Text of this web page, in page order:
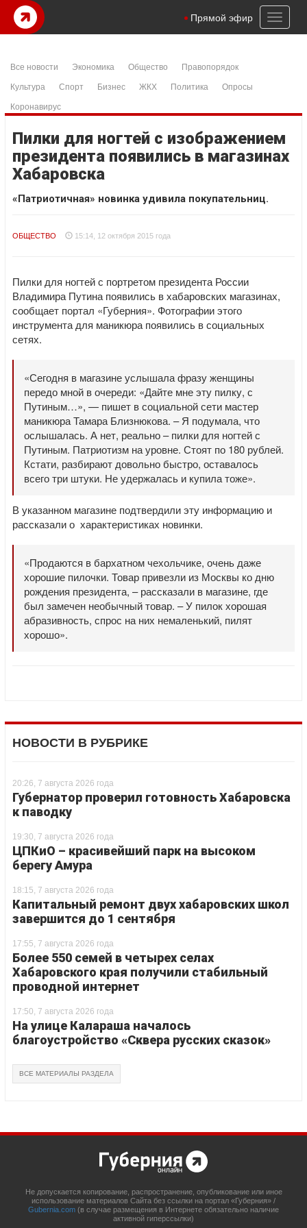
Toggle
Прямой эфир
Все новости Экономика Общество
Правопорядок
Культура
Спорт Бизнес ЖКХ Политика
Опросы
Коронавирус
Пилки для ногтей с изображением
президента появились в магазинах
Хабаровска
«Патриотичная» новинка удивила покупательниц.
ОБЩЕСТВО 15:14, 12 октября 2015 года
Пилки для ногтей с портретом президента России
Владимира Путина появились в хабаровских магазинах,
сообщает портал «Губерния». Фотографии этого
инструмента для маникюра появились в социальных
сетях.
«Сегодня в магазине услышала фразу женщины
передо мной в очереди: «Дайте мне эту пилку, с
Путиным…», — пишет в социальной сети мастер
маникюра Тамара Близнюкова. – Я подумала, что
ослышалась. А нет, реально – пилки для ногтей с
Путиным. Патриотизм на уровне. Стоят по 180 рублей.
Кстати, разбирают довольно быстро, оставалось
всего три штуки. Не удержалась и купила тоже».
В указанном магазине подтвердили эту информацию и
рассказали о характеристиках новинки.
«Продаются в бархатном чехольчике, очень даже
хорошие пилочки. Товар привезли из Москвы ко дню
рождения президента, – рассказали в магазине, где
был замечен необычный товар. – У пилок хорошая
абразивность, спрос на них немаленький, пилят
хорошо».
НОВОСТИ В РУБРИКЕ
20:26, 7 августа 2026 года
Губернатор проверил готовность Хабаровска
к паводку
19:30, 7 августа 2026 года
ЦПКиО – красивейший парк на высоком
берегу Амура
18:15, 7 августа 2026 года
Капитальный ремонт двух хабаровских школ
завершится до 1 сентября
17:55, 7 августа 2026 года
Более 550 семей в четырех селах
Хабаровского края получили стабильный
проводной интернет
17:50, 7 августа 2026 года
На улице Калараша началось
благоустройство «Сквера русских сказок»
ВСЕ МАТЕРИАЛЫ РАЗДЕЛА
Не допускается копирование, распространение, опубликование или иное
использование материалов Сайта без ссылки на портал «Губерния» /
Gubernia.com (в случае размещения в Интернете обязательно наличие
активной гиперссылки)